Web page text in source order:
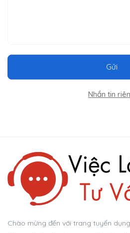
Gửi
Nhắn tin
Chào mừng đến với trang tuyển